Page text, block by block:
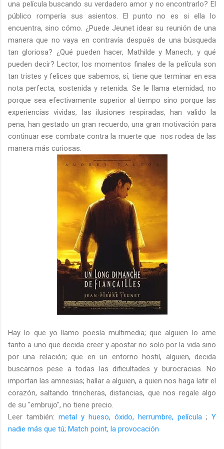
una película buscando su verdadero amor y no encontrarlo? El
público rompería sus asientos. El punto no es si ella lo
encuentra, sino cómo. ¿Puede Jeunet idear su reunión de una
manera que no vaya en contravía después de una búsqueda
tan gloriosa? ¿Qué pueden hacer, Mathilde y Manech, y qué
pueden decir? Lector, los momentos finales de la película son
tan tristes y felices que sabemos, sí, tiene que terminar en esa
nota perfecta, sostenida y retenida. Se le llama eternidad, no
porque sea efectivamente superior al tiempo sino porque las
experiencias vividas, las ilusiones respiradas, han valido la
pena, han gestado un gran recuerdo, una gran motivación para
continuar ese combate contra la muerte que nos rodea de las
manera más curiosas.
Hay lo que yo llamo poesía multimedia; que alguien lo ame
tanto a uno que decida creer y apostar no solo por la vida sino
por una relación; que en un entorno hostil, alguien, decida
buscarnos pese a todas las dificultades y burocracias. No
importan las amnesias; hallar a alguien, a quien nos haga latir el
corazón, saltando trincheras, distancias, que nos regale algo
de su "embrujo", no tiene precio.
Leer también: metal y hueso, óxido, herrumbre, película ; Y
nadie más que tú; Match point, la provocación